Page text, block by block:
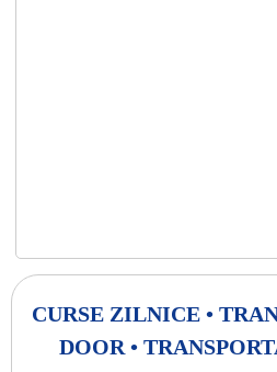
CURSE ZILNICE •
DOOR •